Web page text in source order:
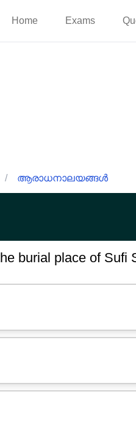
Home Exams
/ ആരാധനാലയങ്ങൾ
burial place of Sufi